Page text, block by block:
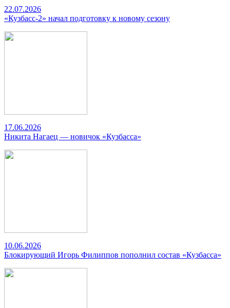
22.07.2026
«Кузбасс-2» начал подготовку к новому сезону
17.06.2026
Никита Нагаец — новичок «Кузбасса»
10.06.2026
Блокирующий Игорь Филиппов пополнил состав «Кузбасса»